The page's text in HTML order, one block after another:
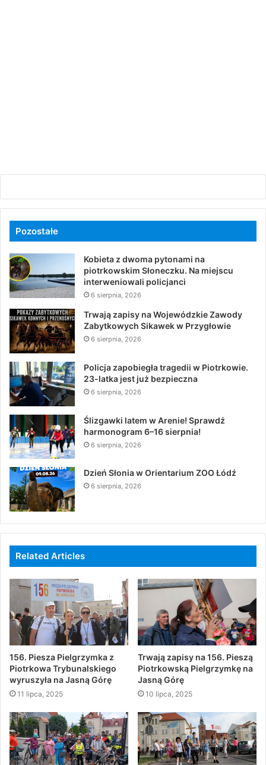
Pozostałe
Kobieta z dwoma pytonami na
piotrkowskim Słoneczku. Na miejscu
interweniowali policjanci
6 sierpnia, 2026
Trwają zapisy na Wojewódzkie Zawody
Zabytkowych Sikawek w Przygłowie
6 sierpnia, 2026
Policja zapobiegła tragedii w Piotrkowie.
23-latka jest już bezpieczna
6 sierpnia, 2026
Ślizgawki latem w Arenie! Sprawdź
harmonogram 6–16 sierpnia!
6 sierpnia, 2026
Dzień Słonia w Orientarium ZOO Łódź
6 sierpnia, 2026
Related Articles
156. Piesza Pielgrzymka z
Piotrkowa Trybunalskiego
wyruszyła na Jasną Górę
11 lipca, 2025
Trwają zapisy na 156. Pieszą
Piotrkowską Pielgrzymkę na
Jasną Górę
10 lipca, 2025